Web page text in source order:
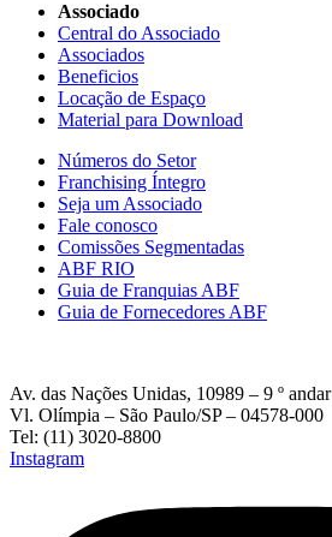
Associado
Central do Associado
Associados
Beneficios
Locação de Espaço
Material para Download
Números do Setor
Franchising Íntegro
Seja um Associado
Fale conosco
Comissões Segmentadas
ABF RIO
Guia de Franquias ABF
Guia de Fornecedores ABF
Av. das Nações Unidas, 10989 – 9 º andar
Vl. Olímpia – São Paulo/SP – 04578-000
Tel: (11) 3020-8800
Instagram